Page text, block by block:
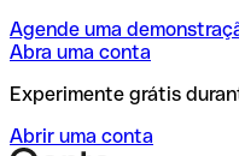
Agende uma
Abra uma conta
Experimente grátis
Abrir uma conta